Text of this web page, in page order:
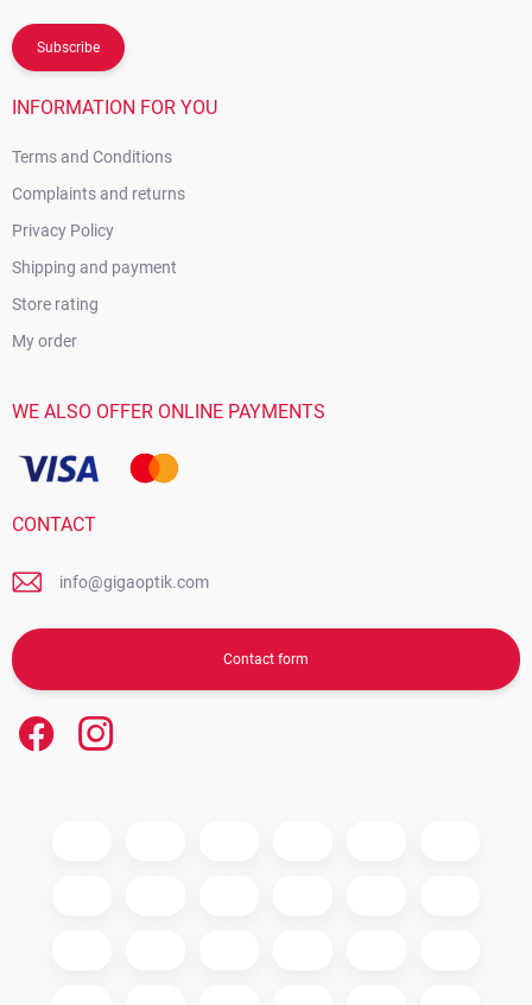
Subscribe
INFORMATION FOR YOU
Terms and Conditions
Complaints and returns
Privacy Policy
Shipping and payment
Store rating
My order
WE ALSO OFFER ONLINE PAYMENTS
CONTACT
info@gigaoptik.com
Contact form